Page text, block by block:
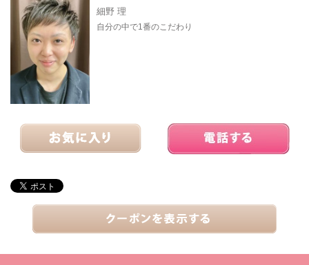
細野 理
自分の中で1番のこだわり